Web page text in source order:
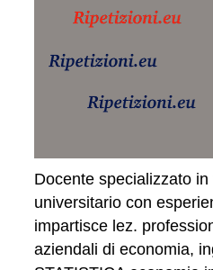
Docente specializzato
universitario con
impartisce lez.
aziendali di economia,